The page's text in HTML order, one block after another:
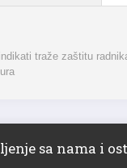
traže zaštitu
sa nama i